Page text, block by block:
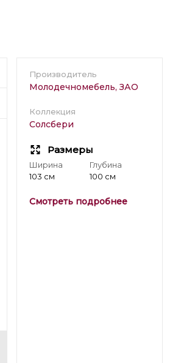
Производитель
Молодечномебель, ЗАО
Коллекция
Солсбери
Размеры
Ширина
103 см
Глубина
100 см
Смотреть подробнее